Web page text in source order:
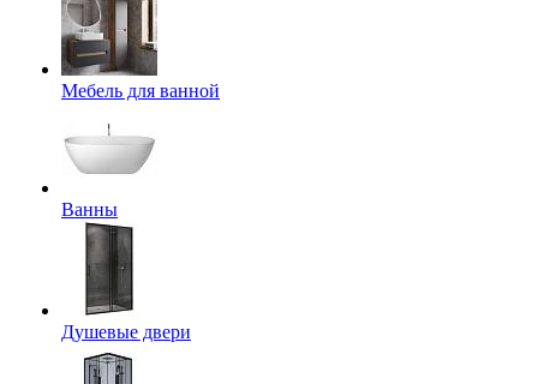
Мебель для ванной
Ванны
Душевые двери